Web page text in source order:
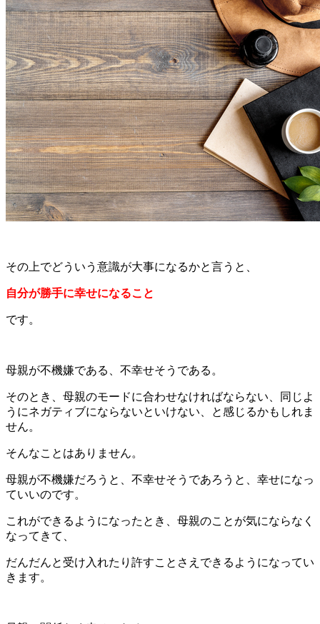
その上でどういう意識が大事になるかと言うと、
自分が勝手に幸せになること
です。
母親が不機嫌である、不幸せそうである。
そのとき、母親のモードに合わせなければならない、同じよ
うにネガティブにならないといけない、と感じるかもしれま
せん。
そんなことはありません。
母親が不機嫌だろうと、不幸せそうであろうと、幸せになっ
ていいのです。
これができるようになったとき、母親のことが気にならなく
なってきて、
だんだんと受け入れたり許すことさえできるようになってい
きます。